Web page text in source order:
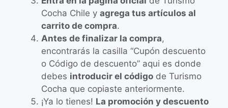
Cocha Chile y agrega tus artículos al
carrito de compra.
Antes de finalizar la compra,
encontrarás la casilla “Cupón descuento
o Código de descuento” aqui es donde
debes introducir el código de Turismo
Cocha que copiaste anteriormente.
¡Ya lo tienes! La promoción y descuento